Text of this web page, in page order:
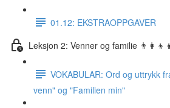
01.12: EKSTRAOPPGAVER
Leksjon 2: Venner og familie
VOKABULAR: Ord og uttrykk
venn" og "Familien min"